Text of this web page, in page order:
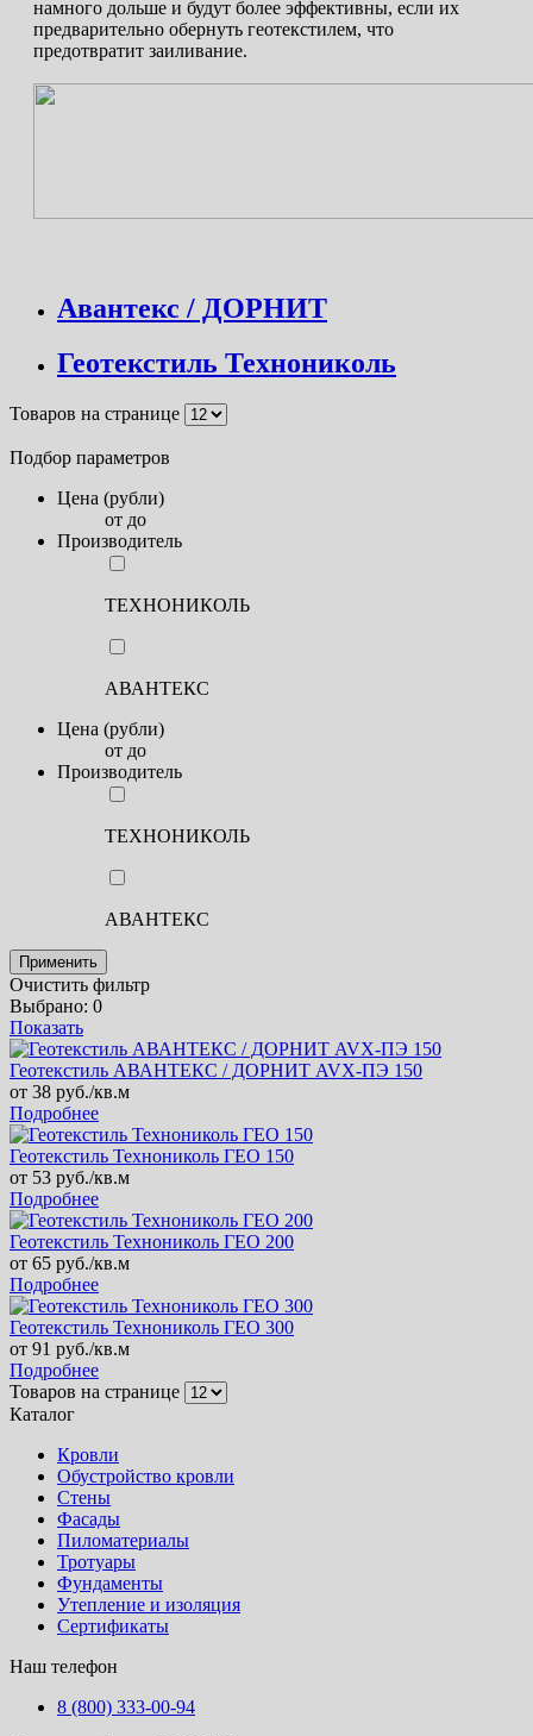
намного дольше и будут более эффективны, если их
предварительно обернуть геотекстилем, что
предотвратит заиливание.
Авантекс / ДОРНИТ
Геотекстиль Технониколь
Товаров на странице
Подбор параметров
Цена (рубли)
от до
Производитель
ТЕХНОНИКОЛЬ
АВАНТЕКС
Цена (рубли)
от до
Производитель
ТЕХНОНИКОЛЬ
АВАНТЕКС
Применить
Очистить фильтр
Выбрано: 0
Показать
Геотекстиль АВАНТЕКС / ДОРНИТ AVX-ПЭ 150
от 38 руб./кв.м
Подробнее
Геотекстиль Технониколь ГЕО 150
от 53 руб./кв.м
Подробнее
Геотекстиль Технониколь ГЕО 200
от 65 руб./кв.м
Подробнее
Геотекстиль Технониколь ГЕО 300
от 91 руб./кв.м
Подробнее
Товаров на странице
Каталог
Кровли
Обустройство кровли
Стены
Фасады
Пиломатериалы
Тротуары
Фундаменты
Утепление и изоляция
Сертификаты
Наш телефон
8 (800) 333-00-94